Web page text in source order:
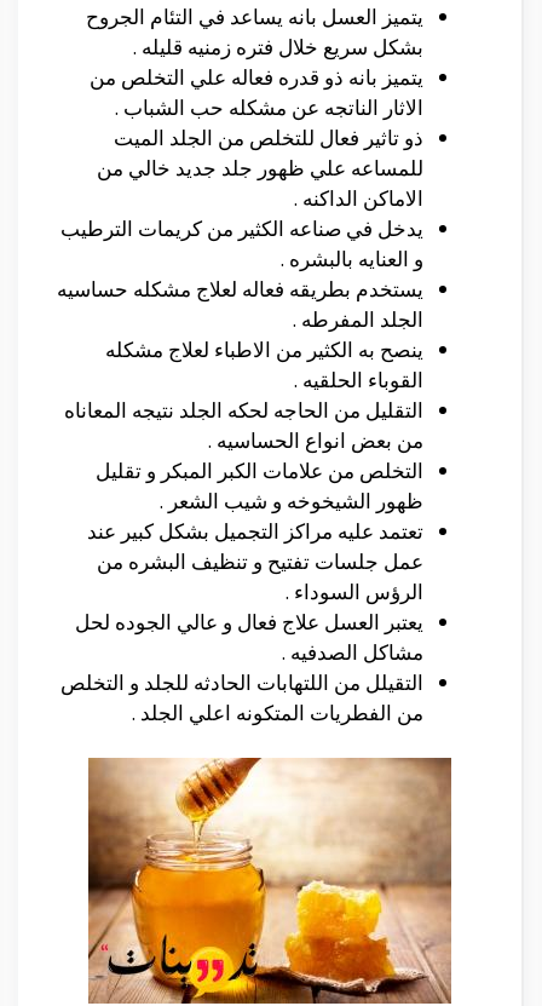
يتميز العسل بانه يساعد في التئام الجروح
بشكل سريع خلال فتره زمنيه قليله .
يتميز بانه ذو قدره فعاله علي التخلص من
الاثار الناتجه عن مشكله حب الشباب .
ذو تاثير فعال للتخلص من الجلد الميت
للمساعه علي ظهور جلد جديد خالي من
الاماكن الداكنه .
يدخل في صناعه الكثير من كريمات الترطيب
و العنايه بالبشره .
يستخدم بطريقه فعاله لعلاج مشكله حساسيه
الجلد المفرطه .
ينصح به الكثير من الاطباء لعلاج مشكله
القوباء الحلقيه .
التقليل من الحاجه لحكه الجلد نتيجه المعاناه
من بعض انواع الحساسيه .
التخلص من علامات الكبر المبكر و تقليل
ظهور الشيخوخه و شيب الشعر .
تعتمد عليه مراكز التجميل بشكل كبير عند
عمل جلسات تفتيح و تنظيف البشره من
الرؤس السوداء .
يعتبر العسل علاج فعال و عالي الجوده لحل
مشاكل الصدفيه .
التقيلل من اللتهابات الحادثه للجلد و التخلص
من الفطريات المتكونه اعلي الجلد .